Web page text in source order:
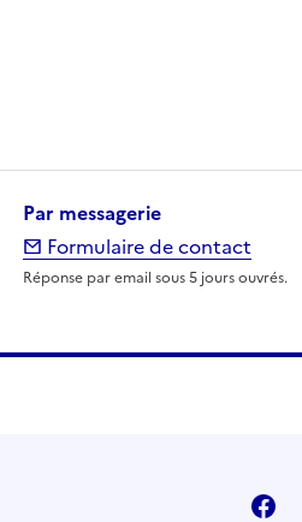
Par messagerie
Formulaire de contact
Réponse par email sous 5 jours ouvrés.